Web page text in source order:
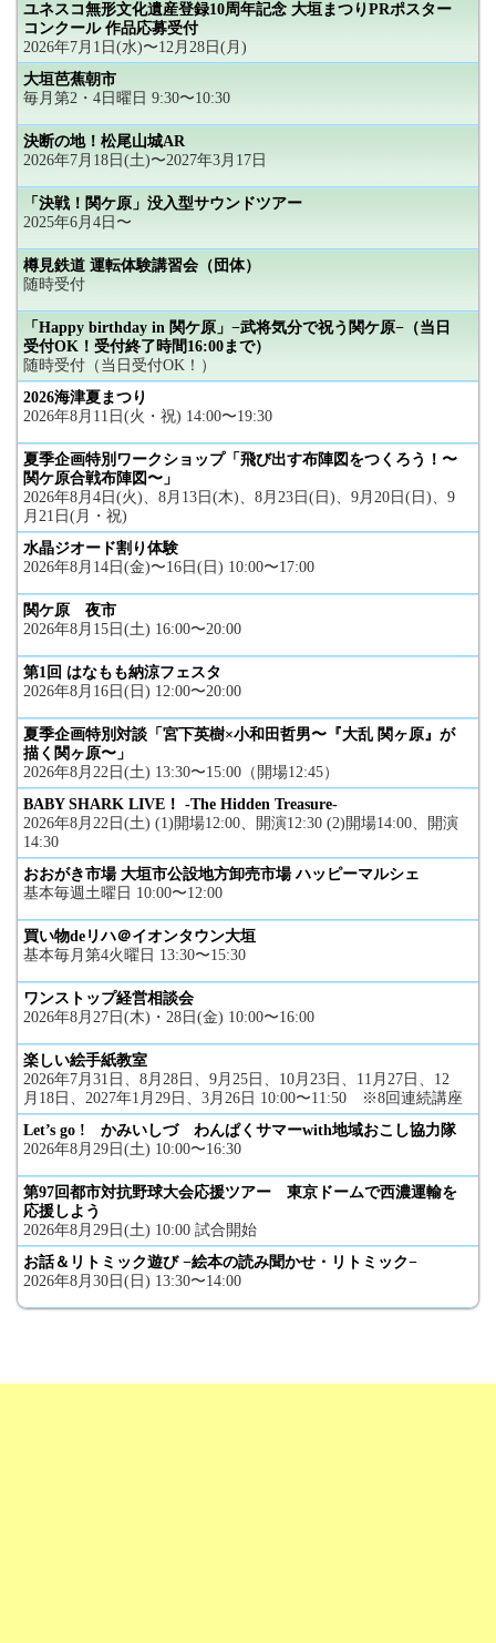
ユネスコ無形文化遺産登録10周年記念 大垣まつりPRポスター
コンクール 作品応募受付
2026年7月1日(水)〜12月28日(月)
大垣芭蕉朝市
毎月第2・4日曜日 9:30〜10:30
決断の地！松尾山城AR
2026年7月18日(土)〜2027年3月17日
「決戦！関ケ原」没入型サウンドツアー
2025年6月4日〜
樽見鉄道 運転体験講習会（団体）
随時受付
「Happy birthday in 関ケ原」−武将気分で祝う関ケ原−（当日
受付OK！受付終了時間16:00まで）
随時受付（当日受付OK！）
2026海津夏まつり
2026年8月11日(火・祝) 14:00〜19:30
夏季企画特別ワークショップ「飛び出す布陣図をつくろう！〜
関ケ原合戦布陣図〜」
2026年8月4日(火)、8月13日(木)、8月23日(日)、9月20日(日)、9
月21日(月・祝)
水晶ジオード割り体験
2026年8月14日(金)〜16日(日) 10:00〜17:00
関ケ原 夜市
2026年8月15日(土) 16:00〜20:00
第1回 はなもも納涼フェスタ
2026年8月16日(日) 12:00〜20:00
夏季企画特別対談「宮下英樹×小和田哲男〜『大乱 関ヶ原』が
描く関ヶ原〜」
2026年8月22日(土) 13:30〜15:00（開場12:45）
BABY SHARK LIVE！ -The Hidden Treasure-
2026年8月22日(土) (1)開場12:00、開演12:30 (2)開場14:00、開演
14:30
おおがき市場 大垣市公設地方卸売市場 ハッピーマルシェ
基本毎週土曜日 10:00〜12:00
買い物deリハ＠イオンタウン大垣
基本毎月第4火曜日 13:30〜15:30
ワンストップ経営相談会
2026年8月27日(木)・28日(金) 10:00〜16:00
楽しい絵手紙教室
2026年7月31日、8月28日、9月25日、10月23日、11月27日、12
月18日、2027年1月29日、3月26日 10:00〜11:50 ※8回連続講座
Let’s go ! かみいしづ わんぱくサマーwith地域おこし協力隊
2026年8月29日(土) 10:00〜16:30
第97回都市対抗野球大会応援ツアー 東京ドームで西濃運輸を
応援しよう
2026年8月29日(土) 10:00 試合開始
お話＆リトミック遊び −絵本の読み聞かせ・リトミック−
2026年8月30日(日) 13:30〜14:00